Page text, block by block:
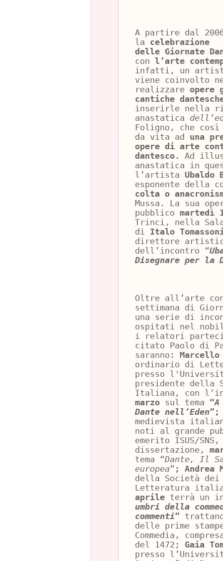
A partire dal
la celebrazione
delle Giornate
con l’arte
infatti, un
viene coinvolto
realizzare opere
cantiche
inserirle nella
anastatica
Foligno, che così
da vita ad una
opere di arte
dantesco . Ad
anastatica in
l’artista Ubaldo
esponente della
colta o
Mussa. La sua
pubblico martedì
Trinci, nella
di Italo
direttore
dell’incontro “
Disegnare per la
Oltre all’arte
settimana di
una serie di
ospitati nel
i relatori
citato Paolo di
saranno: Marcello
ordinario di
presso
presidente della
Italiana, con
marzo sul tema “
Dante nell’Eden”;
medievista
noti al grande
emerito ISUS/
dissertazione,
tema “Dante, Il
europea” ;
Andrea
della Società
Letteratura
aprile terrà un
umbri della
commenti”
delle prime
Commedia,
del 1472; Gaia
presso